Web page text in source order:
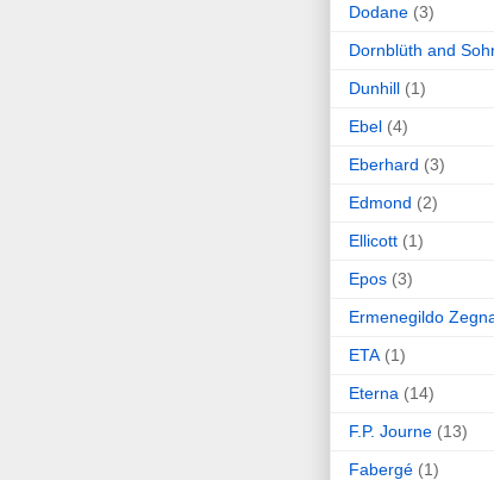
Dodane (3)
Dornblüth and
Dunhill (1)
Ebel (4)
Eberhard (3)
Edmond (2)
Ellicott (1)
Epos (3)
Ermenegildo
ETA (1)
Eterna (14)
F.P. Journe (13)
Fabergé (1)